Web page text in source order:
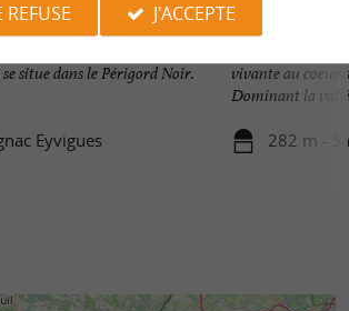
situe dans le Périgord Noir.
Eyvigues
Château de
vivante au coeur
Dominant la
282 m -
REFUSE
J'ACCEPTE